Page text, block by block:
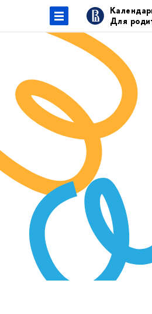
Для